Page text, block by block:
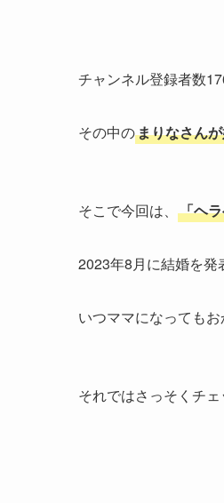
チャンネル登録者数
その中のまりなさん
そこで今回は、 「ヘ
2023年8月に結婚を発
いつママになっても
それではさっそくチ